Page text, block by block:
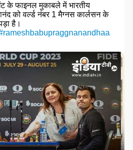
के फाइनल मुकाबले में भारतीय
को वर्ल्ड नंबर 1 मैग्नस कार्लसन के
है।